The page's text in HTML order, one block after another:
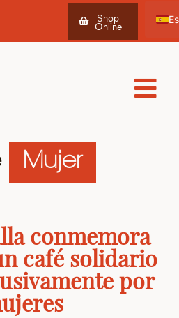
Shop
Online
Mujer
conmemora
café solidario
por